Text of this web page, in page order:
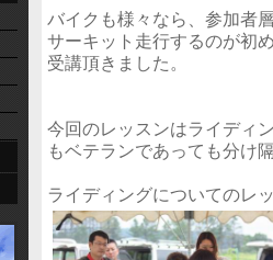
バイクも様々なら、参加者
サーキット走行するのが初
受講頂きました。
今回のレッスンはライディ
もベテランであっても分け
ライディングについてのレ